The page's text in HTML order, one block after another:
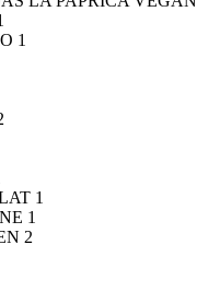
1
1
1
2